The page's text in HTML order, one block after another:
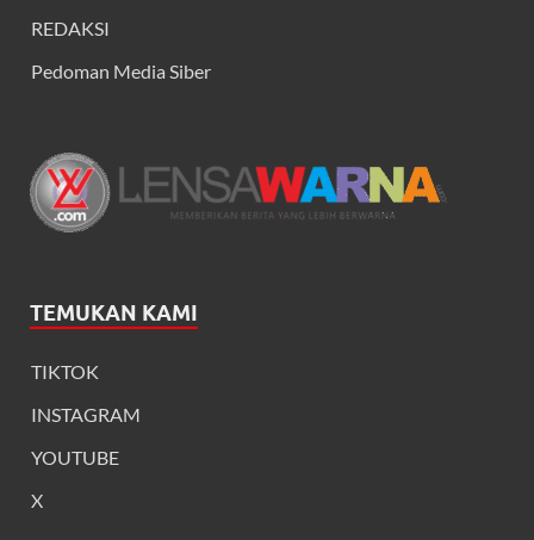
REDAKSI
Pedoman Media Siber
TEMUKAN KAMI
TIKTOK
INSTAGRAM
YOUTUBE
X